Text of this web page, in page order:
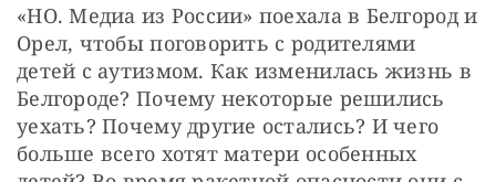
«НО. Медиа из России» поехала в Белгород и
Орел, чтобы поговорить с родителями
детей с аутизмом. Как изменилась жизнь в
Белгороде? Почему некоторые решились
уехать? Почему другие остались? И чего
больше всего хотят матери особенных